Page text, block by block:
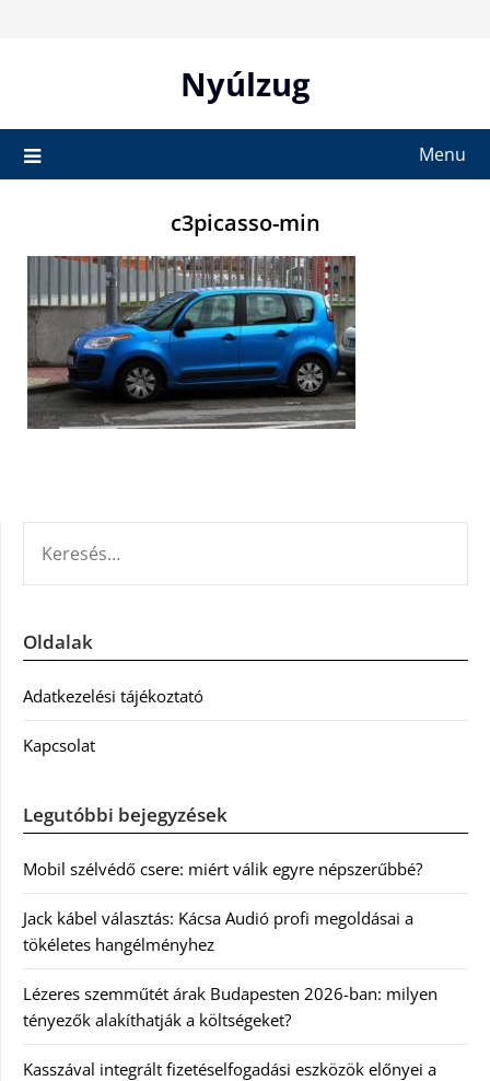
Nyúlzug
Menu
c3picasso-min
Oldalak
Adatkezelési tájékoztató
Kapcsolat
Legutóbbi bejegyzések
Mobil szélvédő csere: miért válik egyre népszerűbbé?
Jack kábel választás: Kácsa Audió profi megoldásai a
tökéletes hangélményhez
Lézeres szemműtét árak Budapesten 2026-ban: milyen
tényezők alakíthatják a költségeket?
Kasszával integrált fizetéselfogadási eszközök előnyei a